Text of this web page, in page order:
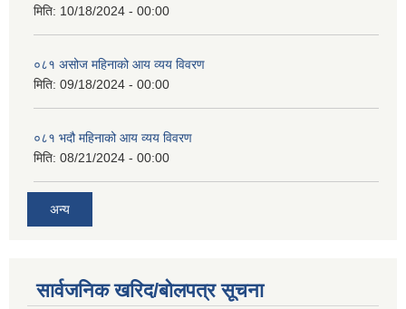
मिति: 10/18/2024 - 00:00
०८१ असोज महिनाको आय व्यय विवरण
मिति: 09/18/2024 - 00:00
०८१ भदौ महिनाको आय व्यय विवरण
मिति: 08/21/2024 - 00:00
अन्य
सार्वजनिक खरिद/बोलपत्र सूचना